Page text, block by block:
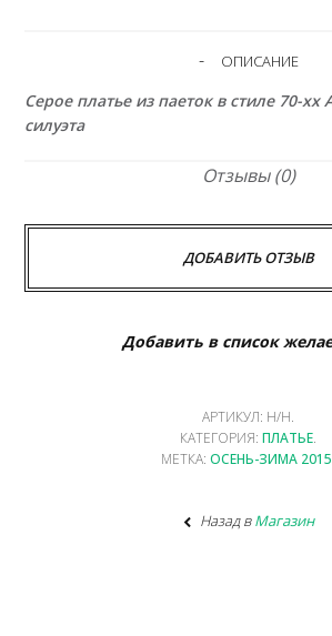
ОПИСАНИЕ
Серое платье из паеток в стиле 70-хх
силуэта
Отзывы (0)
ДОБАВИТЬ ОТЗЫВ
Добавить в список
АРТИКУЛ: Н/Н.
КАТЕГОРИЯ:ПЛАТЬЕ.
МЕТКА:ОСЕНЬ-ЗИМА 2015
Назад вМагазин